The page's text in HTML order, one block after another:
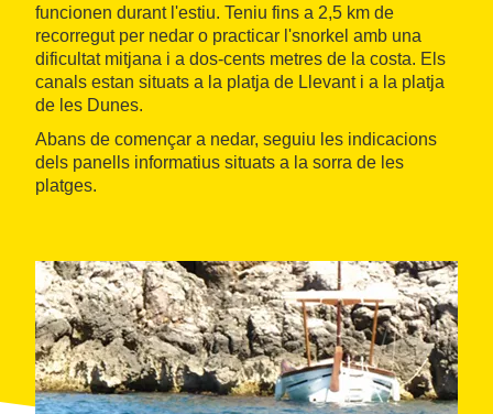
funcionen durant l'estiu. Teniu fins a 2,5 km de
recorregut per nedar o practicar l'snorkel amb una
dificultat mitjana i a dos-cents metres de la costa. Els
canals estan situats a la platja de Llevant i a la platja
de les Dunes.
Abans de començar a nedar, seguiu les indicacions
dels panells informatius situats a la sorra de les
platges.